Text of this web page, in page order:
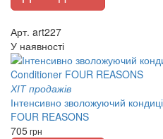
Арт. art227
У наявності
ХІТ продажів
Інтенсивно зволожуючий
FOUR REASONS
705грн